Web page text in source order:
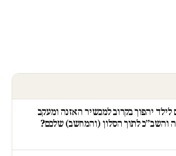
יהפוך בקרוב למכשיר האזנה ומעקב
והשב״כ לתוך הסלון (והמחשב) שלכם?